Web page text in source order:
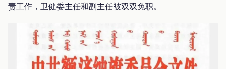
责工作，卫健委主任和副主任被双双免职。